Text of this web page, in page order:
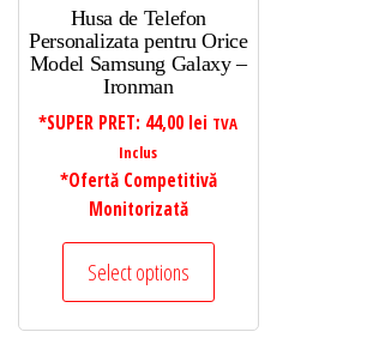
Husa de Telefon
Personalizata pentru Orice
Model Samsung Galaxy –
Ironman
*SUPER PRET: 44,00 lei TVA
Inclus
*Ofertă Competitivă
Monitorizată
Select options